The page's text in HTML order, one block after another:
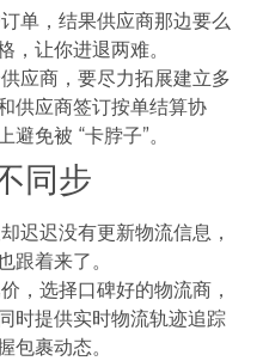
单，结果供应商那边要么
，让你进退两难。
应商，要尽力拓展建立多
供应商签订按单结算协
免被 “卡脖子”。
同步
迟迟没有更新物流信息，
跟着来了。
，选择口碑好的物流商，
时提供实时物流轨迹追踪
包裹动态。